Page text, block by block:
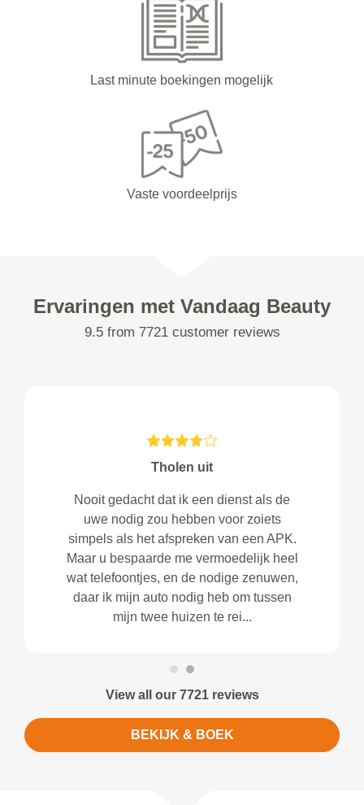
Last minute boekingen mogelijk
Vaste voordeelprijs
Ervaringen met Vandaag Beauty
9.5 from 7721 customer reviews
Tholen uit
Nooit gedacht dat ik een dienst als de
uwe nodig zou hebben voor zoiets
simpels als het afspreken van een APK.
Maar u bespaarde me vermoedelijk heel
wat telefoontjes, en de nodige zenuwen,
daar ik mijn auto nodig heb om tussen
mijn twee huizen te rei...
View all our 7721 reviews
BEKIJK & BOEK